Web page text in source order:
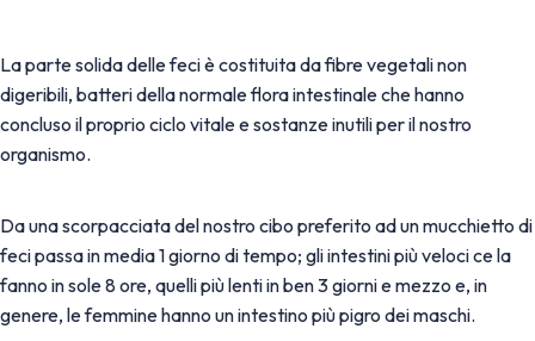
La parte solida delle feci è costituita da fibre vegetali non
digeribili, batteri della normale flora intestinale che hanno
concluso il proprio ciclo vitale e sostanze inutili per il nostro
organismo.
Da una scorpacciata del nostro cibo preferito ad un mucchietto di
feci passa in media 1 giorno di tempo; gli intestini più veloci ce la
fanno in sole 8 ore, quelli più lenti in ben 3 giorni e mezzo e, in
genere, le femmine hanno un intestino più pigro dei maschi.